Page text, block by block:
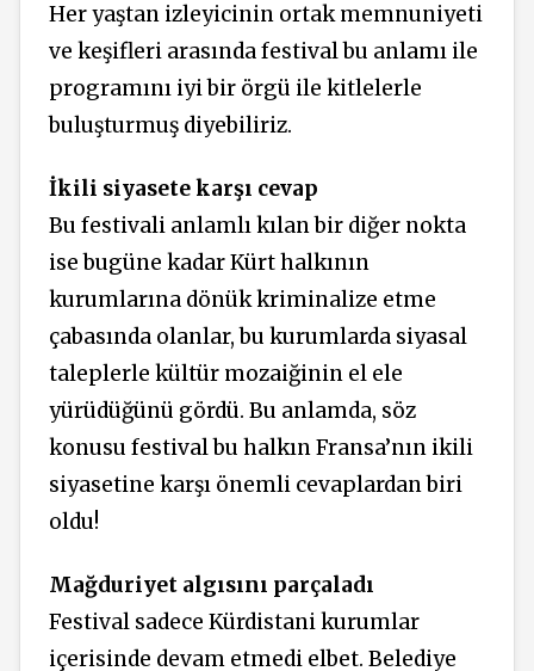
Her yaştan izleyicinin ortak memnuniyeti
ve keşifleri arasında festival bu anlamı ile
programını iyi bir örgü ile kitlelerle
buluşturmuş diyebiliriz.
İkili siyasete karşı cevap
Bu festivali anlamlı kılan bir diğer nokta
ise bugüne kadar Kürt halkının
kurumlarına dönük kriminalize etme
çabasında olanlar, bu kurumlarda siyasal
taleplerle kültür mozaiğinin el ele
yürüdüğünü gördü. Bu anlamda, söz
konusu festival bu halkın Fransa’nın ikili
siyasetine karşı önemli cevaplardan biri
oldu!
Mağduriyet algısını parçaladı
Festival sadece Kürdistani kurumlar
içerisinde devam etmedi elbet. Belediye